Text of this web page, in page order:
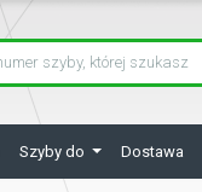
Szyby do Dostawa